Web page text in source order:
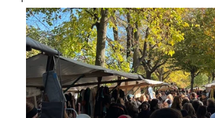
TAGE
STIPP